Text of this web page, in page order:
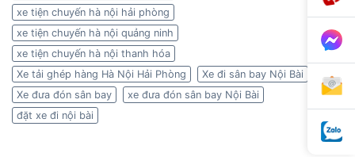
xe tiện chuyến hà nội hải phòng
xe tiện chuyến hà nội quảng ninh
xe tiện chuyến hà nội thanh hóa
Xe tải ghép hàng Hà Nội Hải Phòng
Xe đi sân bay Nội Bài
Xe đưa đón sân bay
xe đưa đón sân bay Nội Bài
đặt xe đi nội bài